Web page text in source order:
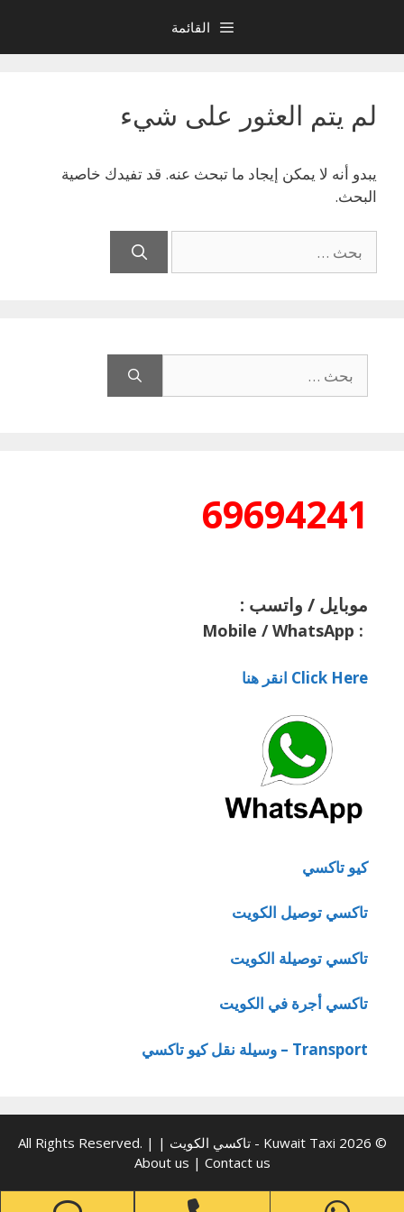
المحتوى
القائمة
لم يتم العثور على شيء
يبدو أنه لا يمكن إيجاد ما تبحث عنه. قد تفيدك خاصية
البحث.
عن:
عن:
69694241
موبايل / واتسب :
:
Mobile / WhatsApp
Click Here انقر هنا
كيو تاكسي
تاكسي توصيل الكويت
تاكسي توصيلة الكويت
تاكسي أجرة في الكويت
Transport – وسيلة نقل كيو تاكسي
© 2026 Kuwait Taxi - تاكسي الكويت | All Rights Reserved. |
About us | Contact us